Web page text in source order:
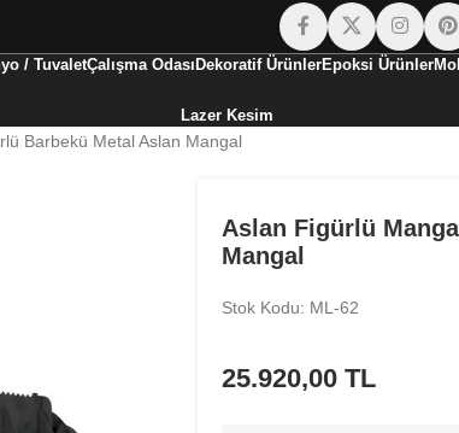
/ TuvaletÇalışma Odası Dekoratif ÜrünlerEpoksi Ürünler
Lazer Kesim
Barbekü Metal Aslan Mangal
Aslan Figürlü
Mangal
Stok Kodu: ML-62
25.920,00 TL